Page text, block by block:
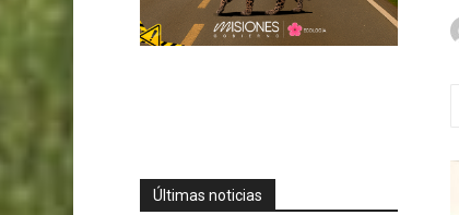
Últimas noticias